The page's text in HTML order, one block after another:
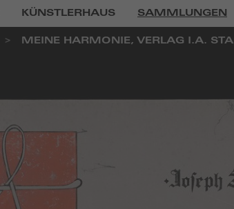
KÜNSTLERHAUS SAMMLUNGEN
MEINE HARMONIE, VERLAG I.A.